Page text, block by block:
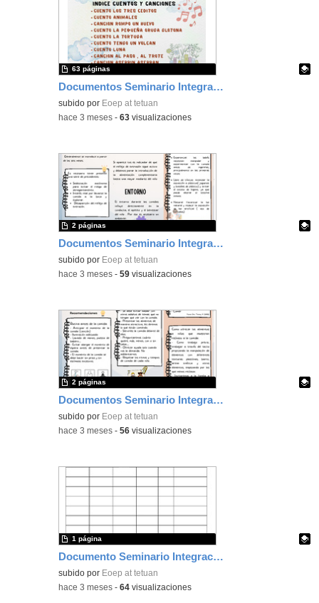
Documentos Seminario Integracion Sensorial
Contenido educativo.
subido por Eoep at tetuan
63 páginas
-hace 3 meses -63 visualizaciones
Documentos Seminario Integración Sensorial
Contenido educativo.
subido por Eoep at tetuan
2 páginas
-hace 3 meses -59 visualizaciones
Documentos Seminario Integración Sensorial
Contenido educativo.
subido por Eoep at tetuan
2 páginas
-hace 3 meses -56 visualizaciones
Documento Seminario Integración Sensorial
Contenido educativo.
subido por Eoep at tetuan
1 página
-hace 3 meses -64 visualizaciones